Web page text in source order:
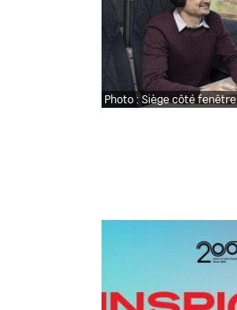
Photo : Siège côté fenêtre